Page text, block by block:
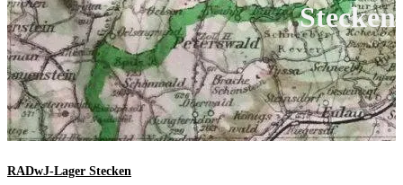
durchsuchen
Stecken
RADwJ-Lager Stecken